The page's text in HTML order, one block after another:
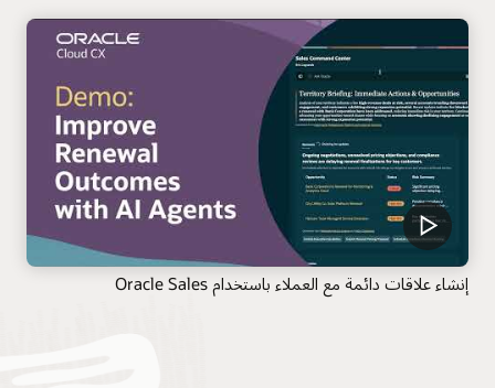
إنشاء علاقات دائمة مع العملاء باستخدام Oracle Sales